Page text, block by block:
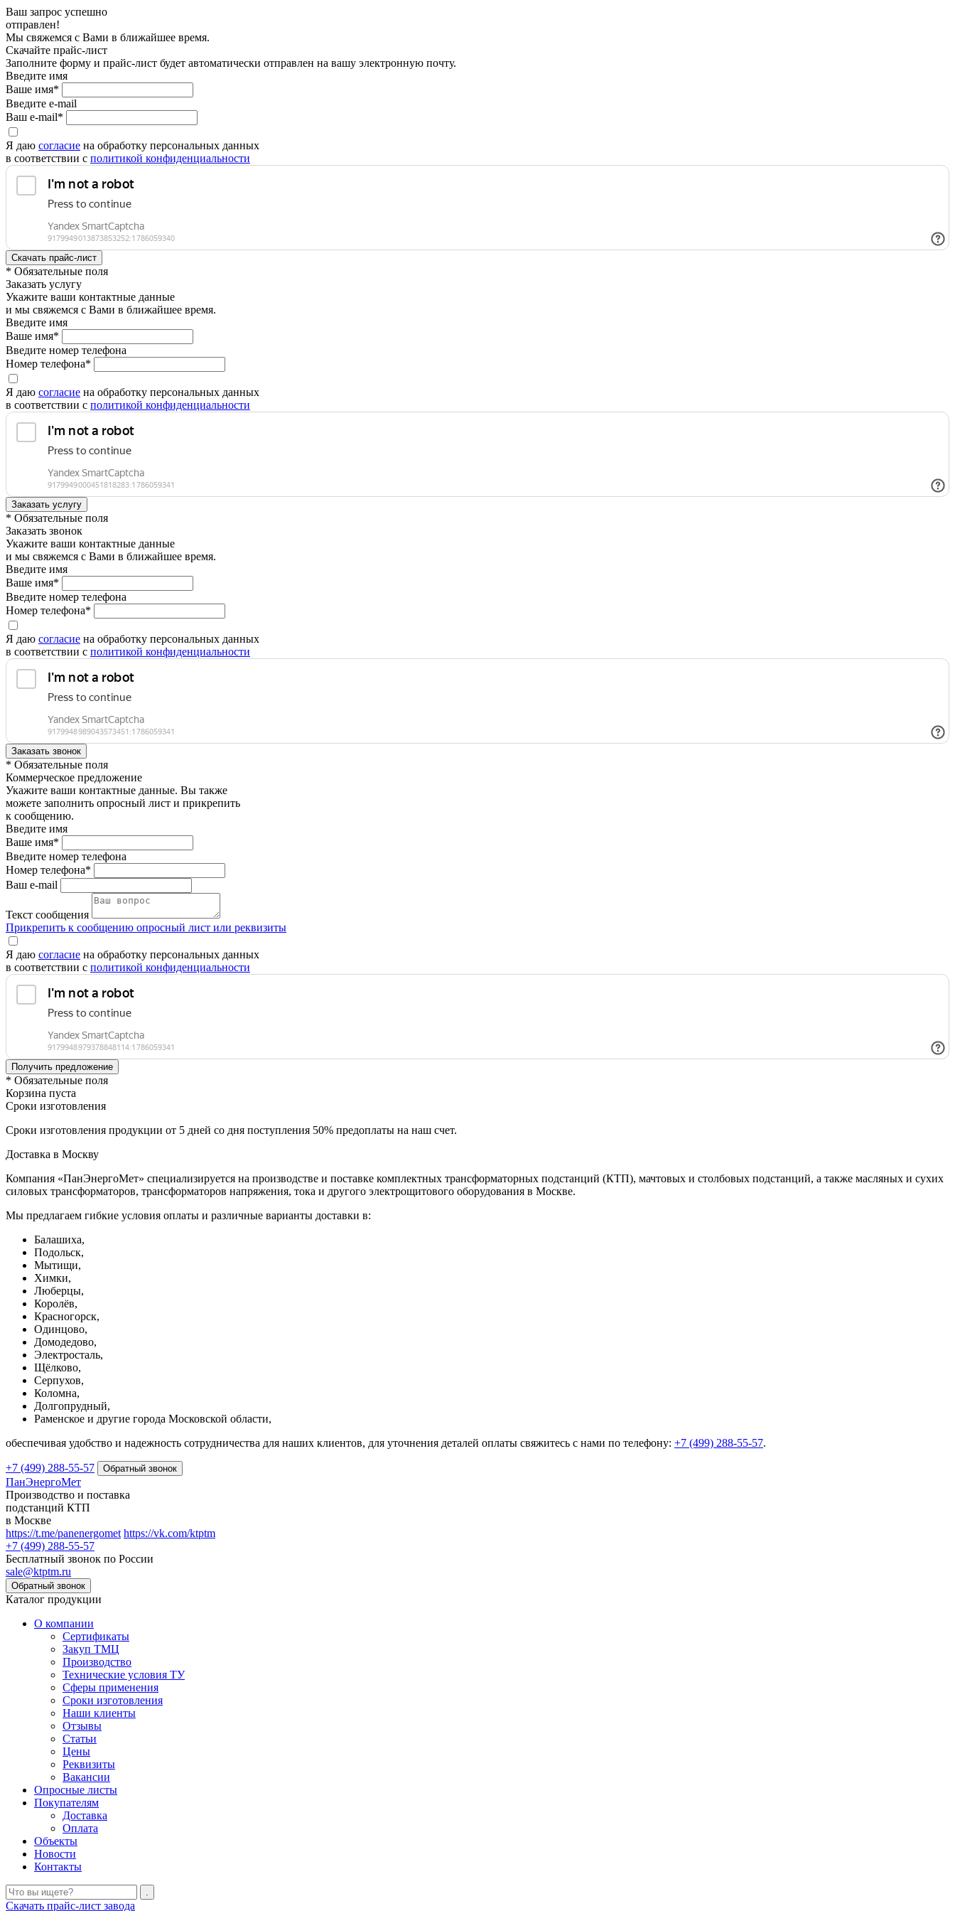
Ваш запрос успешно
отправлен!
Мы свяжемся с Вами в ближайшее время.
Скачайте прайс-лист
Заполните форму и прайс-лист будет автоматически отправлен на вашу электронную почту.
Введите имя
Ваше имя*
Введите e-mail
Ваш e-mail*
Я даю согласие на обработку персональных данных
в соответствии с политикой конфиденциальности
* Обязательные поля
Заказать услугу
Укажите ваши контактные данные
и мы свяжемся с Вами в ближайшее время.
Введите имя
Ваше имя*
Введите номер телефона
Номер телефона*
Я даю согласие на обработку персональных данных
в соответствии с политикой конфиденциальности
* Обязательные поля
Заказать звонок
Укажите ваши контактные данные
и мы свяжемся с Вами в ближайшее время.
Введите имя
Ваше имя*
Введите номер телефона
Номер телефона*
Я даю согласие на обработку персональных данных
в соответствии с политикой конфиденциальности
* Обязательные поля
Коммерческое предложение
Укажите ваши контактные данные. Вы также
можете заполнить опросный лист и прикрепить
к сообщению.
Введите имя
Ваше имя*
Введите номер телефона
Номер телефона*
Ваш e-mail
Текст сообщения
Прикрепить к сообщению опросный лист или реквизиты
Я даю согласие на обработку персональных данных
в соответствии с политикой конфиденциальности
* Обязательные поля
Корзина пуста
Сроки изготовления
Сроки изготовления продукции от 5 дней со дня поступления 50% предоплаты на наш счет.
Доставка в Москву
Компания «ПанЭнергоМет» специализируется на производстве и поставке комплектных трансформаторных подстанций (КТП), мачтовых и столбовых подстанций, а также масляных и сухих
силовых трансформаторов, трансформаторов напряжения, тока и другого электрощитового оборудования в Москве.
Мы предлагаем гибкие условия оплаты и различные варианты доставки в:
Балашиха,
Подольск,
Мытищи,
Химки,
Люберцы,
Королёв,
Красногорск,
Одинцово,
Домодедово,
Электросталь,
Щёлково,
Серпухов,
Коломна,
Долгопрудный,
Раменское и другие города Московской области,
обеспечивая удобство и надежность сотрудничества для наших клиентов, для уточнения деталей оплаты свяжитесь с нами по телефону: +7 (499) 288-55-57.
+7 (499) 288-55-57
ПанЭнергоМет
Производство и поставка
подстанций КТП
в Москве
https://t.me/panenergomet https://vk.com/ktptm
+7 (499) 288-55-57
Бесплатный звонок по России
sale@ktptm.ru
Каталог продукции
О компании
Сертификаты
Закуп ТМЦ
Производство
Технические условия ТУ
Сферы применения
Сроки изготовления
Наши клиенты
Отзывы
Статьи
Цены
Реквизиты
Вакансии
Опросные листы
Покупателям
Доставка
Оплата
Объекты
Новости
Контакты
Скачать прайс-лист завода